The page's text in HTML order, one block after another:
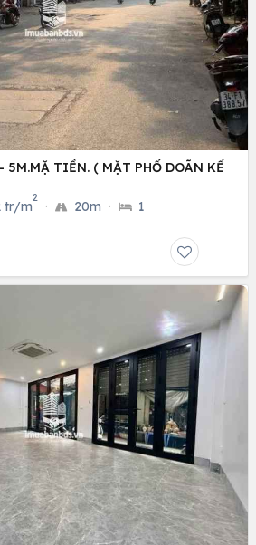
5M.MẶ TIỀN. ( MẶT PHỐ DOÃN KẾ
tr/m
2
· 20m · 1